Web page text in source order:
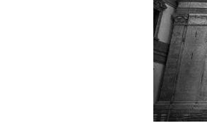
gehören das
Werken von
Himmelfahrt
Anbetung der
Die
Feiertagen